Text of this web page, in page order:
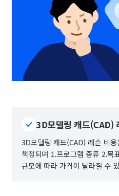
3D모델링 캐드(CAD)
3D모델링 캐드(CAD) 레슨 비
책정되며 1.프로그램 종류 2.목
규모에 따라 가격이 달라질 수